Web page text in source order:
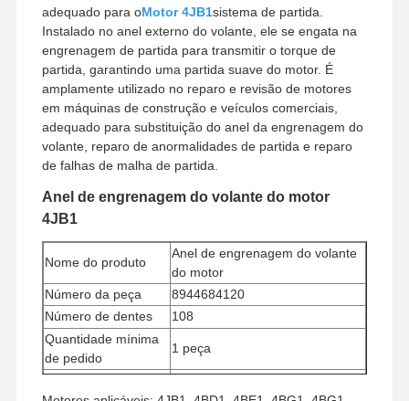
adequado para oMotor 4JB1sistema de partida.
Instalado no anel externo do volante, ele se engata na
engrenagem de partida para transmitir o torque de
partida, garantindo uma partida suave do motor. É
amplamente utilizado no reparo e revisão de motores
em máquinas de construção e veículos comerciais,
adequado para substituição do anel da engrenagem do
volante, reparo de anormalidades de partida e reparo
de falhas de malha de partida.
Anel de engrenagem do volante do motor
4JB1
Nome do produto
Anel de engrenagem do volante
do motor
Número da peça
8944684120
Número de dentes
108
Quantidade mínima
de pedido
1 peça